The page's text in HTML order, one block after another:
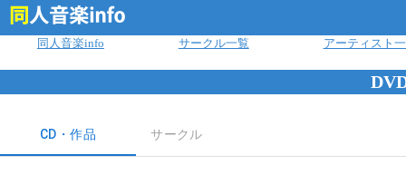
同人音楽info サークル一覧 アーティスト
CD・作品 サークル